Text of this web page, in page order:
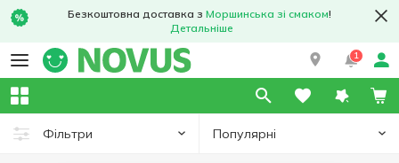
Безкоштовна доставка з Моршинська зі смаком!
Детальніше
1
Фільтри Популярні